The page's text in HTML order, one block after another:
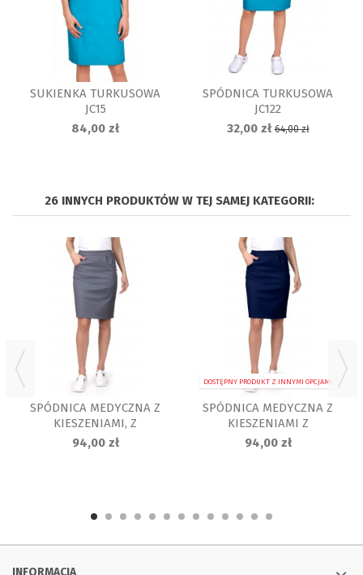
SUKIENKA TURKUSOWA
JC15
84,00 zł
SPÓDNICA TURKUSOWA
JC122
32,00 zł64,00 zł
26 INNYCH PRODUKTÓW W TEJ SAMEJ KATEGORII:
SPÓDNICA MEDYCZNA Z
KIESZENIAMI, Z
ELASTANEM, POPIEL
94,00 zł
DOSTĘPNY PRODUKT Z INNYMI OPCJAMI
SPÓDNICA MEDYCZNA Z
KIESZENIAMI Z
ELASTANEM, GRANATOWA
94,00 zł
INFORMACJA